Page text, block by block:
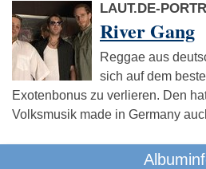
LAUT.DE-
River Gang
Reggae aus
sich auf dem
Exotenbonus zu verlieren. Den
Volksmusik made in Germany